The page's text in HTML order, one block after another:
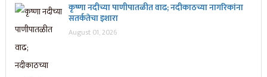
कृष्णा नदीच्या पाणीपातळीत वाढ; नदीकाठच्या नागरिकांना
सतर्कतेचा इशारा
August 01, 2026